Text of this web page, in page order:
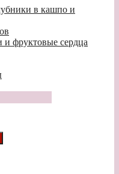
в кашпо и
фруктовые сердца